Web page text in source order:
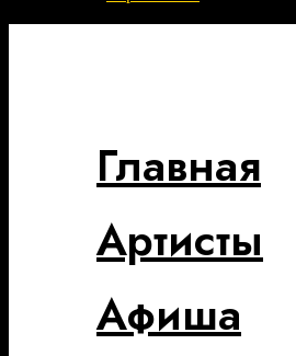
Главная
Артисты
Афиша